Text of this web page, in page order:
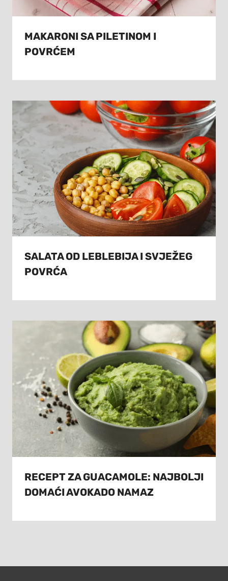
MAKARONI SA PILETINOM I
POVRĆEM
SALATA OD LEBLEBIJA I SVJEŽEG
POVRĆA
RECEPT ZA GUACAMOLE: NAJBOLJI
DOMAĆI AVOKADO NAMAZ